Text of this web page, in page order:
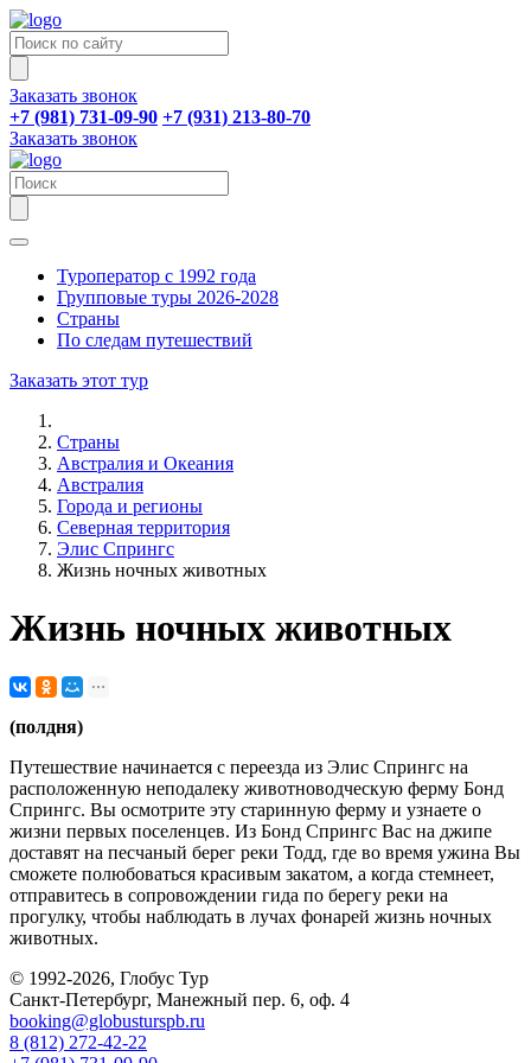
Заказать звонок
+7 (981) 731-09-90 +7 (931) 213-80-70
Заказать звонок
Туроператор с 1992 года
Групповые туры 2026-2028
Страны
По следам путешествий
Заказать этот тур
Страны
Австралия и Океания
Австралия
Города и регионы
Северная территория
Элис Спрингс
Жизнь ночных животных
Жизнь ночных животных
(полдня)
Путешествие начинается с переезда из Элис Спрингс на
расположенную неподалеку животноводческую ферму Бонд
Спрингс. Вы осмотрите эту старинную ферму и узнаете о
жизни первых поселенцев. Из Бонд Спрингс Вас на джипе
доставят на песчаный берег реки Тодд, где во время ужина Вы
сможете полюбоваться красивым закатом, а когда стемнеет,
отправитесь в сопровождении гида по берегу реки на
прогулку, чтобы наблюдать в лучах фонарей жизнь ночных
животных.
© 1992-2026, Глобус Тур
Санкт-Петербург, Манежный пер. 6, оф. 4
booking@globusturspb.ru
8 (812) 272-42-22